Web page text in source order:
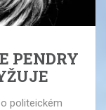
PENDRY
politeickém